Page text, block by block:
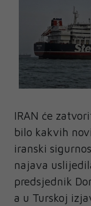
IRAN će
bilo kakvih
iranski
najava
predsjednik
a u Turskoj